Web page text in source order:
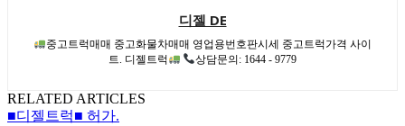
디젤 DE
중고트럭매매 중고화물차매매 영업용번호판시세 중고트럭가격 사이
트. 디젤트럭
상담문의: 1644 - 9779
RELATED ARTICLES
■디젤트럭■ 허가.